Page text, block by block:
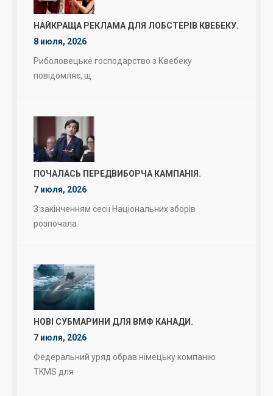
НАЙКРАЩА РЕКЛАМА ДЛЯ ЛОБСТЕРІВ КВЕБЕКУ.
8 июля, 2026
Риболовецьке господарство з Квебеку
повідомляє, щ
ПОЧАЛАСЬ ПЕРЕДВИБОРЧА КАМПАНІЯ.
7 июля, 2026
З закінченням сесії Національних зборів
розпочала
НОВІ СУБМАРИНИ ДЛЯ ВМФ КАНАДИ.
7 июля, 2026
Федеральний уряд обрав німецьку компанію
TKMS для